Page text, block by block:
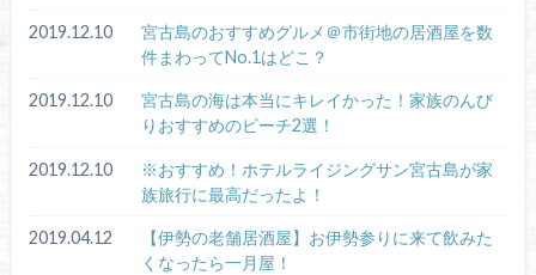
2019.12.10
宮古島のおすすめグルメ＠市街地の居酒屋を数
件まわってNo.1はどこ？
2019.12.10
宮古島の海は本当にキレイかった！家族のんび
りおすすめのビーチ2選！
2019.12.10
※おすすめ！ホテルライジングサン宮古島が家
族旅行に最高だったよ！
2019.04.12
【伊勢の老舗居酒屋】お伊勢参りに来て飲みた
くなったら一月屋！